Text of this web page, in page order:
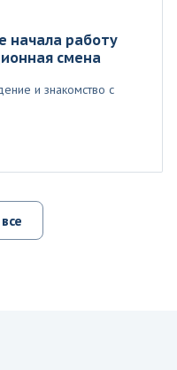
начала работу
смена
и знакомство с